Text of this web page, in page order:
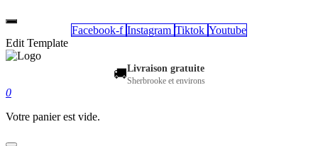
Facebook-f Instagram Tiktok Youtube
Edit Template
🚚Livraison gratuite
Sherbrooke et environs
0
Votre panier est vide.